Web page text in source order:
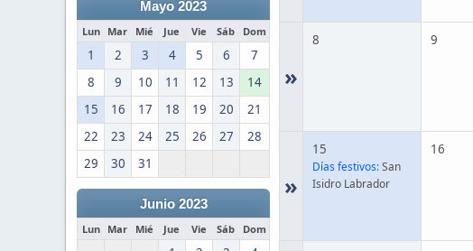
Mayo 2023
Lun Mar Mié Jue Vie Sáb Dom
1 2 3 4 5 6
7
8
9 10 11 12 13
14
15
16 17 18 19 20
21
22
23 24 25 26 27
28
29
30 31
Junio 2023
Lun Mar Mié Jue Vie Sáb Dom
»
8 9
»
15
Días festivos:San
Isidro Labrador
16